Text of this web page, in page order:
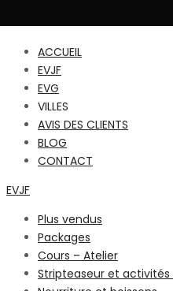
ACCUEIL
EVJF
EVG
VILLES
AVIS DES CLIENTS
BLOG
CONTACT
EVJF
Plus vendus
Packages
Cours – Atelier
Stripteaseur et activités